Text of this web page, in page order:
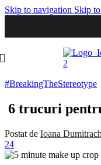
Skip to navigation Skip
#BreakingTheStereotype
6 trucuri
Postat de Ioana
24